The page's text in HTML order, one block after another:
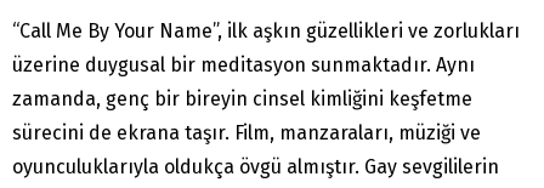
“Call Me By Your Name”, ilk aşkın güzellikleri ve zorlukları
üzerine duygusal bir meditasyon sunmaktadır. Aynı
zamanda, genç bir bireyin cinsel kimliğini keşfetme
sürecini de ekrana taşır. Film, manzaraları, müziği ve
oyunculuklarıyla oldukça övgü almıştır. Gay sevgililerin